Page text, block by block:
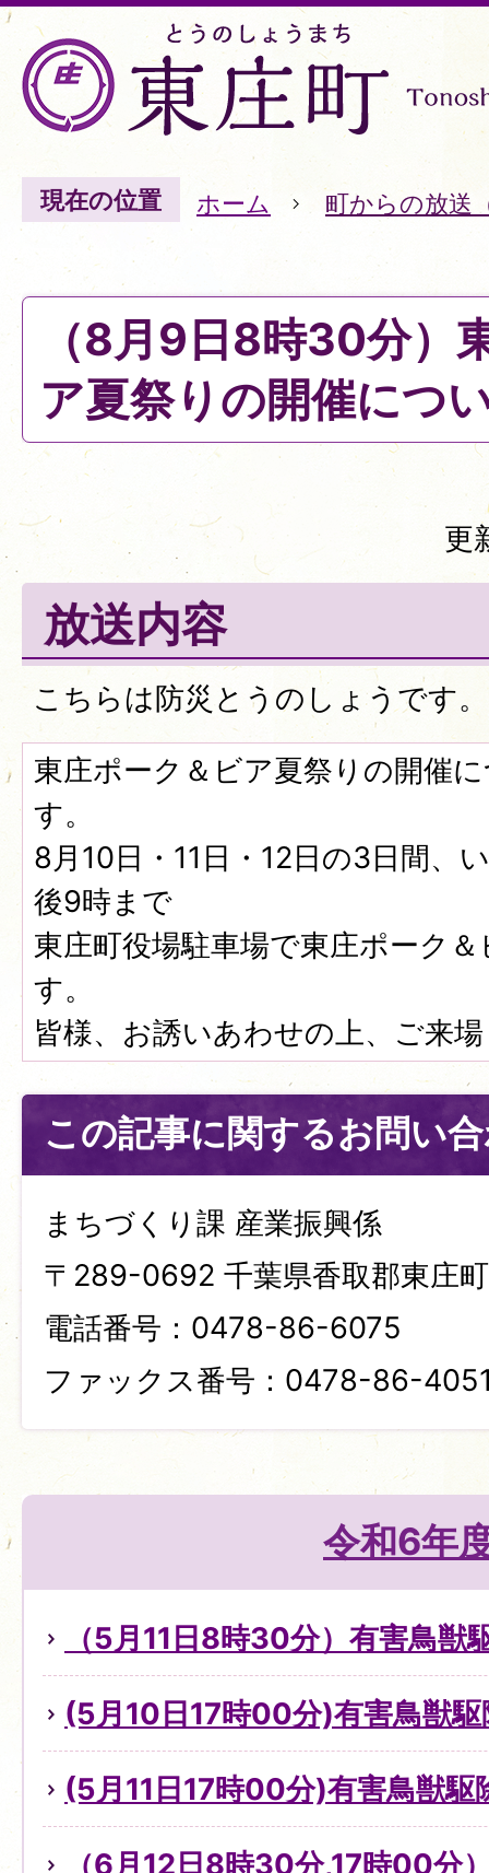
現在の位置 ホーム 町からの放送
（8月9日8時30分）
ア夏祭りの開催につ
更
放送内容
こちらは防災とうのしょうです。
東庄ポーク＆ビア夏祭りの開催
す。
8月10日・11日・12日の3日間、
後9時まで
東庄町役場駐車場で東庄ポーク
す。
皆様、お誘いあわせの上、ご来
この記事に関するお問い
まちづくり課 産業振興係
〒289-0692 千葉県香取郡東庄
電話番号：0478-86-6075
ファックス番号：0478-86-
令和6年
（5月11日8時30分）有害鳥獣
(5月10日17時00分)有害鳥獣
(5月11日17時00分)有害鳥獣駆
（6月12日8時30分,17時00分